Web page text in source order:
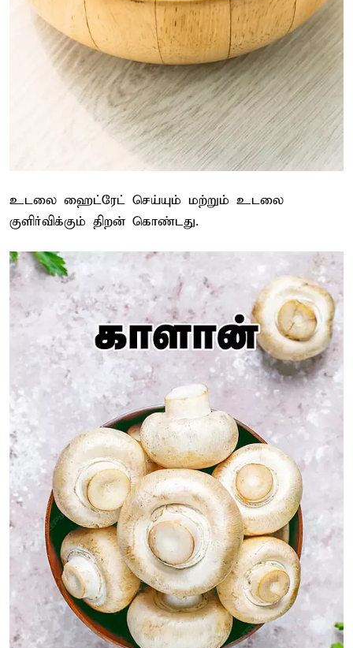
உடலை ஹைட்ரேட் செய்யும் மற்றும் உடலை
குளிர்விக்கும் திறன் கொண்டது.